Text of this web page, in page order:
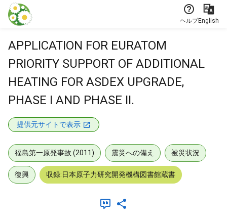
本文に飛ぶ
ヘルプEnglish
APPLICATION FOR EURATOM
PRIORITY SUPPORT OF ADDITIONAL
HEATING FOR ASDEX UPGRADE,
PHASE I AND PHASE II.
提供元サイトで表示
福島第一原発事故 (2011) 震災への備え 被災状況
復興 収録:日本原子力研究開発機構図書館蔵書